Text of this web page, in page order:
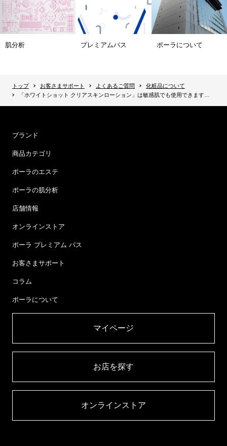
肌分析 プレミアムパス ポーラについて
トップ お客さまサポート よくあるご質問
化粧品について
「ホワイトショット クリアスキンローション」は敏感肌でも使用できますか？
ブランド
商品カテゴリ
ポーラのエステ
ポーラの肌分析
店舗情報
オンラインストア
ポーラ プレミアム パス
お客さまサポート
コラム
ポーラについて
マイページ​
お店を探す​
オンラインストア​